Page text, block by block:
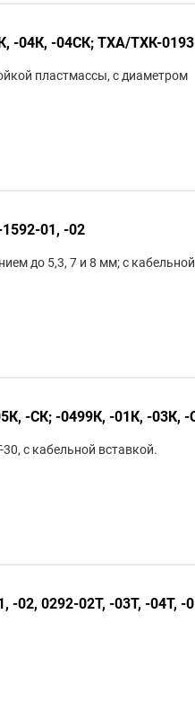
-04К, -04СК; ТХА/ТХК-
пластмассы, с диаметром
01, -02
до 5,3, 7 и 8 мм; с кабельной
-СК; -0499К, -01К, -03К, -
с кабельной вставкой.
02, 0292-02Т, -03Т, -04Т, -